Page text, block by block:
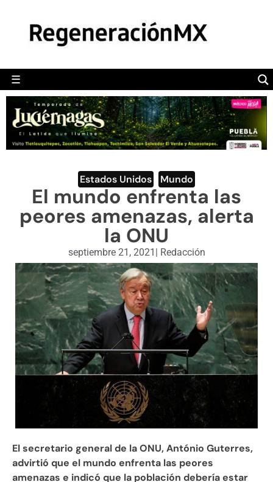
☰
POLÍTICA
CAMALEÓN
OPINIÓN
DEPORTES
ENGLISH SECTION
VIDEOS
Estados Unidos Mundo
El mundo enfrenta las
peores amenazas, alerta
la ONU
septiembre 21, 2021 | Redacción
El secretario general de la ONU, António Guterres,
advirtió que el mundo enfrenta las peores
amenazas e indicó que la población debería estar